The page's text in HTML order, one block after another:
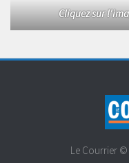
Cliquez sur
Le Courrier ©